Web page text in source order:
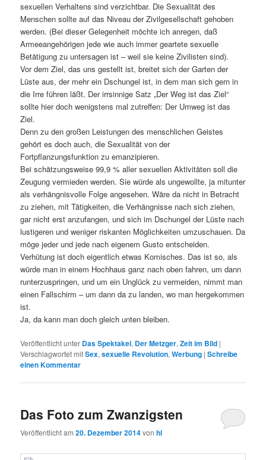
sexuellen Verhaltens sind verzichtbar. Die Sexualität des
Menschen sollte auf das Niveau der Zivilgesellschaft gehoben
werden. (Bei dieser Gelegenheit möchte ich anregen, daß
Armeeangehörigen jede wie auch immer geartete sexuelle
Betätigung zu untersagen ist – weil sie keine Zivilisten sind).
Vor dem Ziel, das uns gestellt ist, breitet sich der Garten der
Lüste aus, der mehr ein Dschungel ist, in dem man sich gern in
die Irre führen läßt. Der irrsinnige Satz „Der Weg ist das Ziel“
sollte hier doch wenigstens mal zutreffen: Der Umweg ist das
Ziel.
Denn zu den großen Leistungen des menschlichen Geistes
gehört es doch auch, die Sexualität von der
Fortpflanzungsfunktion zu emanzipieren.
Bei schätzungsweise 99,9 % aller sexuellen Aktivitäten soll die
Zeugung vermieden werden. Sie würde als ungewollte, ja mitunter
als verhängnisvolle Folge angesehen. Wäre da nicht in Betracht
zu ziehen, mit Tätigkeiten, die Verhängnisse nach sich ziehen,
gar nicht erst anzufangen, und sich im Dschungel der Lüste nach
lustigeren und weniger riskanten Möglichkeiten umzuschauen. Da
möge jeder und jede nach eigenem Gusto entscheiden.
Verhütung ist doch eigentlich etwas Komisches. Das ist so, als
würde man in einem Hochhaus ganz nach oben fahren, um dann
runterzuspringen, und um ein Unglück zu vermeiden, nimmt man
einen Fallschirm – um dann da zu landen, wo man hergekommen
ist.
Ja, da kann man doch gleich unten bleiben.
Veröffentlicht unter Das Spektakel, Der Metzger,Zeit im Bild |
Verschlagwortet mitSex,sexuelle Revolution,Werbung |Schreibe
einen Kommentar
Das Foto zum Zwanzigsten
Veröffentlicht am20. Dezember 2014vonhl